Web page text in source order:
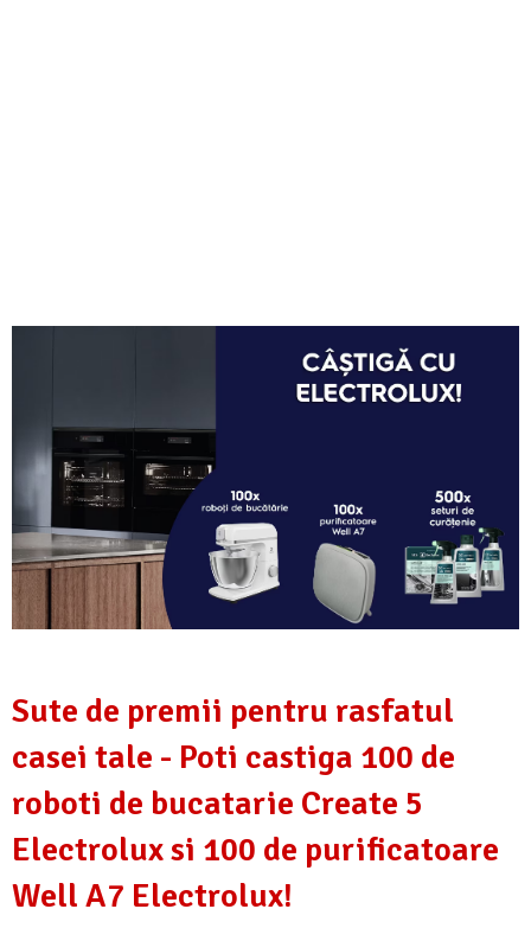
Sute de premii pentru rasfatul
casei tale - Poti castiga 100 de
roboti de bucatarie Create 5
Electrolux si 100 de purificatoare
Well A7 Electrolux!